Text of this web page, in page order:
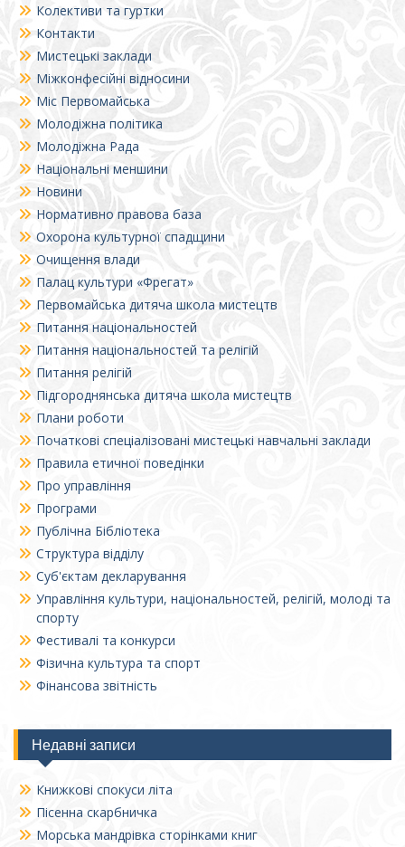
Колективи та гуртки
Контакти
Мистецькі заклади
Міжконфесійні відносини
Міс Первомайська
Молодіжна політика
Молодіжна Рада
Національні меншини
Новини
Нормативно правова база
Охорона культурної спадщини
Очищення влади
Палац культури «Фрегат»
Первомайська дитяча школа мистецтв
Питання національностей
Питання національностей та релігій
Питання релігій
Підгороднянська дитяча школа мистецтв
Плани роботи
Початкові спеціалізовані мистецькі навчальні заклади
Правила етичної поведінки
Про управління
Програми
Публічна Бібліотека
Структура відділу
Суб'єктам декларування
Управління культури, національностей, релігій, молоді та
спорту
Фестивалі та конкурси
Фізична культура та спорт
Фінансова звітність
Недавні записи
Книжкові спокуси літа
Пісенна скарбничка
Морська мандрівка сторінками книг